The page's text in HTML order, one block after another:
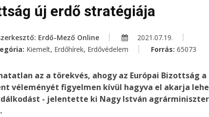
új erdő stratégiája
Erdő-Mező Online
2021.07.19.
Kiemelt, Erdőhírek, Erdővédelem Forrás: 65073
az a törekvés, ahogy az Európai Bizottság
véleményét figyelmen kívül hagyva el akarja
- jelentette ki Nagy István